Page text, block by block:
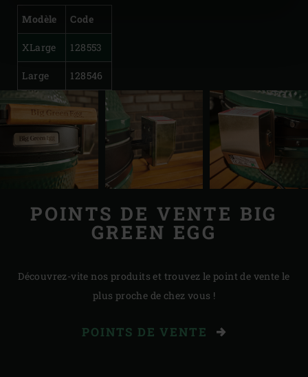
Modèle Code
XLarge 128553
Large 128546
POINTS DE VENTE BIG
GREEN EGG
Découvrez-vite nos produits et trouvez le point de vente le
plus proche de chez vous !
POINTS DE VENTE